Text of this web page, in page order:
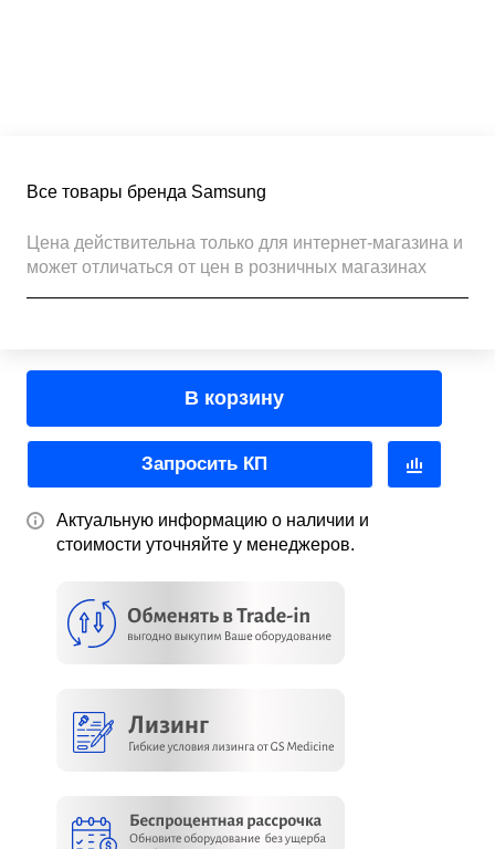
Все товары бренда Samsung
Цена действительна только для интернет-магазина и
может отличаться от цен в розничных магазинах
В корзину
Запросить КП
Актуальную информацию о наличии и
стоимости уточняйте у менеджеров.